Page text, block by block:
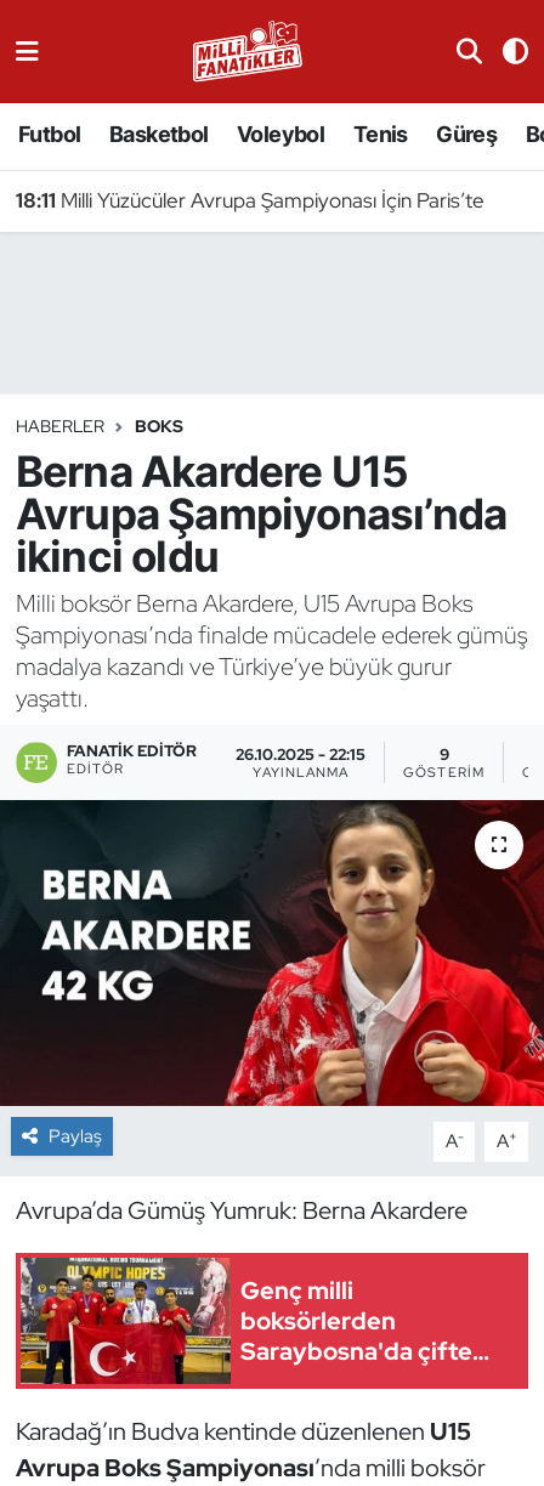
Futbol Basketbol Voleybol Tenis Güreş
18:11 Milli Yüzücüler Avrupa Şampiyonası İçin Paris’te
HABERLER BOKS
Berna Akardere U15
Avrupa Şampiyonası’nda
ikinci oldu
Milli boksör Berna Akardere, U15 Avrupa Boks
Şampiyonası’nda finalde mücadele ederek gümüş
madalya kazandı ve Türkiye’ye büyük gurur
yaşattı.
FANATIK EDITÖR
EDITÖR
26.10.2025 - 22:15
YAYINLANMA
9
GÖSTERIM
Paylaş A- A+
Avrupa’da Gümüş Yumruk: Berna Akardere
Genç milli
boksörlerden
Saraybosna'da çifte
madalya
Karadağ’ın Budva kentinde düzenlenen U15
Avrupa Boks Şampiyonası’nda milli boksör
Badminton
Binicilik
Bisiklet
Boks
Briç
Buz Hokeyi
Çim Hokeyi
Cimnastik
Dans Sporları
Dövüş Sanatı
E-Spor
Eskrim
Futbol
Futsal